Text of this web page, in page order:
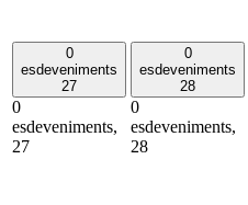
0
esdeveniments
27
0
esdeveniments,
27
0
esdeveniments
28
0
esdeveniments,
28